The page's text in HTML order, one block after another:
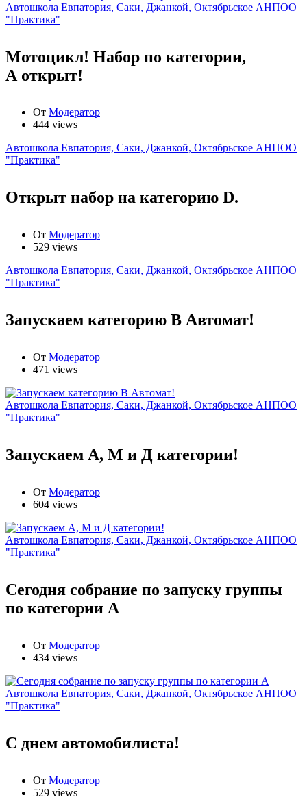
Автошкола Евпатория, Саки, Джанкой, Октябрьское АНПОО
"Практика"
Мотоцикл! Набор по категории,
А открыт!
От Модератор
444 views
Автошкола Евпатория, Саки, Джанкой, Октябрьское АНПОО
"Практика"
Открыт набор на категорию D.
От Модератор
529 views
Автошкола Евпатория, Саки, Джанкой, Октябрьское АНПОО
"Практика"
Запускаем категорию В Автомат!
От Модератор
471 views
Автошкола Евпатория, Саки, Джанкой, Октябрьское АНПОО
"Практика"
Запускаем А, М и Д категории!
От Модератор
604 views
Автошкола Евпатория, Саки, Джанкой, Октябрьское АНПОО
"Практика"
Сегодня собрание по запуску группы
по категории А
От Модератор
434 views
Автошкола Евпатория, Саки, Джанкой, Октябрьское АНПОО
"Практика"
С днем автомобилиста!
От Модератор
529 views